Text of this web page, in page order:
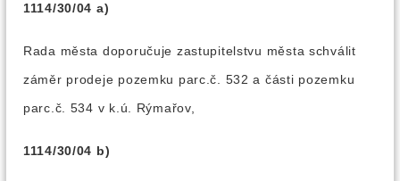
1114/30/04 a)
Rada města doporučuje zastupitelstvu města schválit
záměr prodeje pozemku parc.č. 532 a části pozemku
parc.č. 534 v k.ú. Rýmařov,
1114/30/04 b)